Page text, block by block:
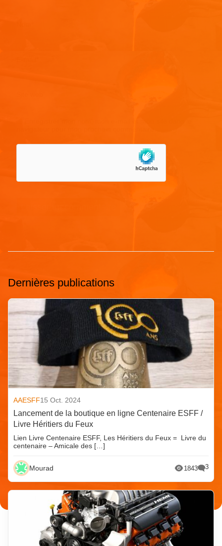
Dernières publications
AAESFF15 Oct. 2024
Lancement de la boutique en ligne Centenaire ESFF /
Livre Héritiers du Feux
Lien Livre Centenaire ESFF, Les Héritiers du Feux = Livre du
centenaire – Amicale des […]
Mourad 1843 3